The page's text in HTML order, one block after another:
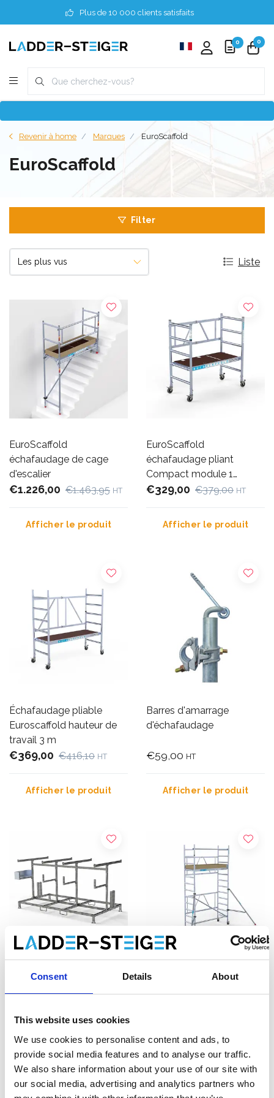
Consent Details About
This website uses cookies
We use cookies to personalise content and ads, to
provide social media features and to analyse our traffic.
We also share information about your use of our site with
our social media, advertising and analytics partners who
Plus de 10 000 clients satisfaits
0 0
Revenir à home Marques EuroScaffold
EuroScaffold
Filter
Liste
EuroScaffold
échafaudage de cage
d'escalier
€1.226,00 €1.463,95 HT
Afficher le produit
EuroScaffold
échafaudage pliant
Compact module 1
hauteur travail 3 m
€329,00 €379,00 HT
Afficher le produit
Échafaudage pliable
Euroscaffold hauteur de
travail 3 m
€369,00 €416,10 HT
Afficher le produit
Barres d'amarrage
d'échafaudage
€59,00 HT
Afficher le produit
Rack de stockage pour
échafaudage 305
€1.319,00 €1.524,93 HT
Afficher le produit
Échafaudage pliant
Euroscaffold hauteur
Afficher le produit